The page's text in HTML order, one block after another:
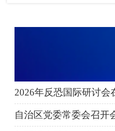
2026年反恐国际研讨会
自治区党委常委会召开